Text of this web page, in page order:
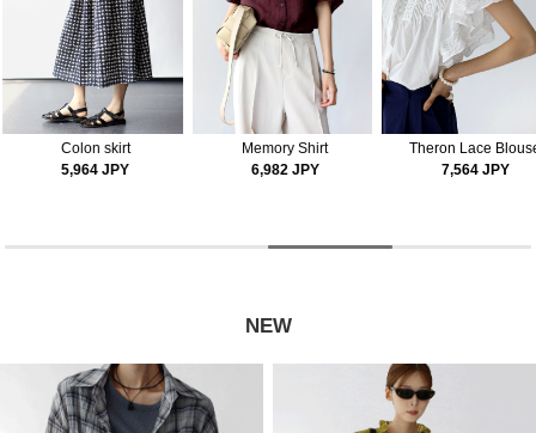
Memory Shirt
6,982 JPY
Theron Lace Blouse
7,564 JPY
Tate blouse
3,636 JPY
NEW